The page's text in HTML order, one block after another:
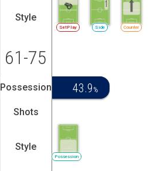
Style
SetPlay Side Counter
61-75
Possession 43.9 %
Shots
Style
Possession